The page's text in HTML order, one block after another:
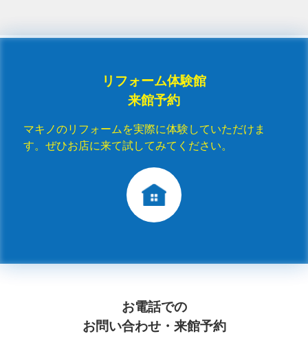
リフォーム体験館
来館予約
マキノのリフォームを実際に体験していただけま
す。ぜひお店に来て試してみてください。
お電話での
お問い合わせ・来館予約